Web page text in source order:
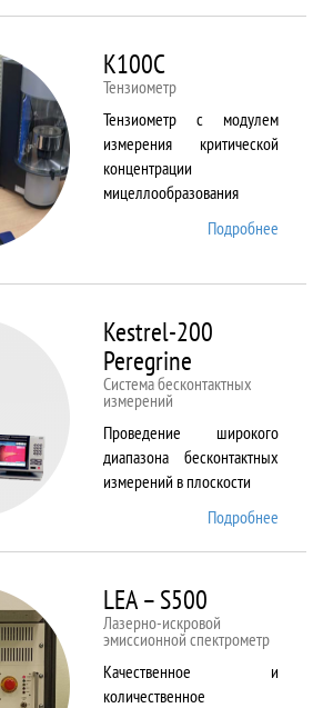
K100C
Тензиометр
Тензиометр с модулем
измерения критической
концентрации
мицеллообразования
Подробнее
Kestrel-200
Peregrine
Система бесконтактных
измерений
Проведение широкого
диапазона бесконтактных
измерений в плоскости
Подробнее
LEA – S500
Лазерно-искровой
эмиссионной спектрометр
Качественное и
количественное